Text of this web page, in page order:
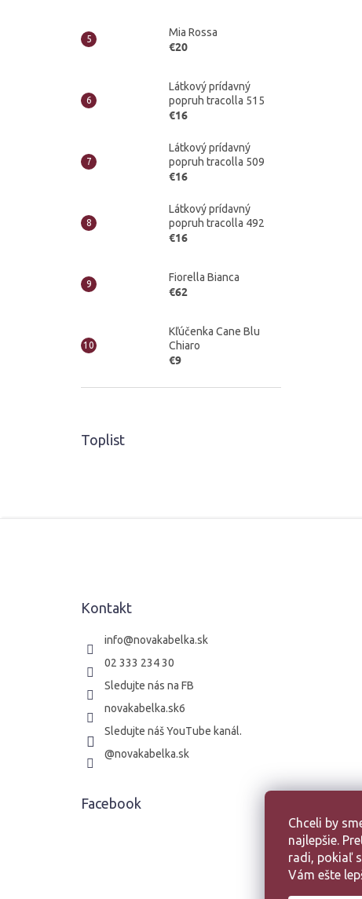
Chceli by
najlepšie.
radi, pokiaľ
Vám ešte
Mia Rossa
€20
Látkový prídavný
popruh tracolla 515
€16
Látkový prídavný
popruh tracolla 509
€16
Látkový prídavný
popruh tracolla 492
€16
Fiorella Bianca
€62
Kľúčenka Cane Blu
Chiaro
€9
Toplist
Kontakt
info@novakabelka.sk
02 333 234 30
Sledujte nás na FB
novakabelka.sk6
Sledujte náš YouTube kanál.
@novakabelka.sk
Facebook